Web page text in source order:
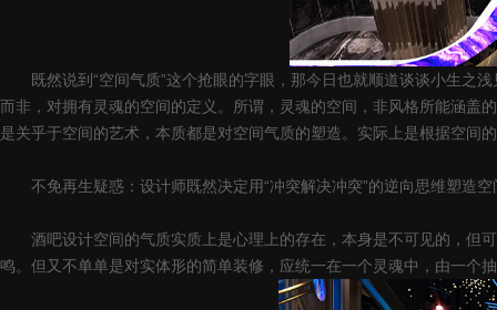
既然说到“空间气质”这个抢眼的字眼，那今日也就顺道谈谈小生之浅
而非，对拥有灵魂的空间的定义。所谓，灵魂的空间，非风格所能涵盖
是关乎于空间的艺术，本质都是对空间气质的塑造。实际上是根据空间
不免再生疑惑：设计师既然决定用“冲突解决冲突”的逆向思维塑造
酒吧设计空间的气质实质上是心理上的存在，本身是不可见的，但
鸣。但又不单单是对实体形的简单装修，应统一在一个灵魂中，由一个